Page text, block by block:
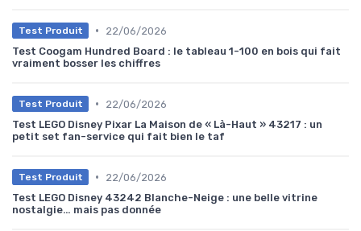
Test Produit •
22/06/2026
Test Coogam Hundred Board : le tableau 1-100 en bois qui fait
vraiment bosser les chiffres
Test Produit •
22/06/2026
Test LEGO Disney Pixar La Maison de « Là-Haut » 43217 : un
petit set fan-service qui fait bien le taf
Test Produit •
22/06/2026
Test LEGO Disney 43242 Blanche-Neige : une belle vitrine
nostalgie… mais pas donnée